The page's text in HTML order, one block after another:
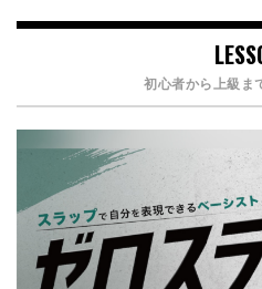
初心者から上級ま